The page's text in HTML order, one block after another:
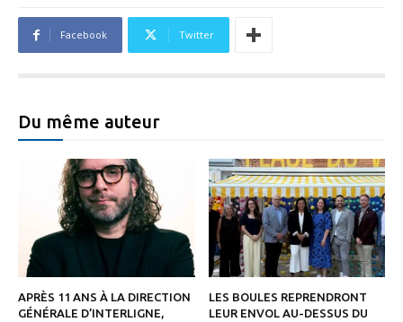
Facebook Twitter
Du même auteur
APRÈS 11 ANS À LA DIRECTION
GÉNÉRALE D’INTERLIGNE,
LES BOULES REPRENDRONT
LEUR ENVOL AU-DESSUS DU